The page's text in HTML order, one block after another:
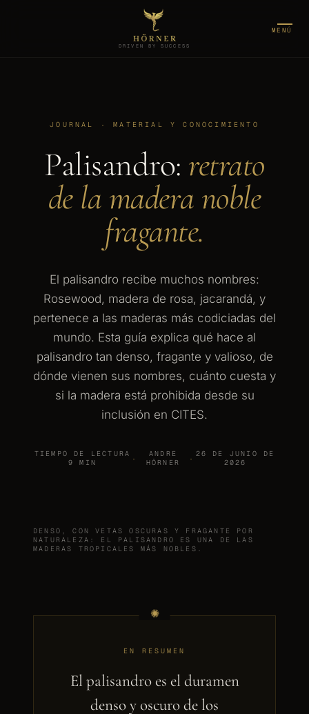
DRIVEN BY SUCCESS
MENÚ
JOURNAL · MATERIAL Y CONOCIMIENTO
Palisandro: retrato
de la madera noble
fragante.
El palisandro recibe muchos nombres:
Rosewood, madera de rosa, jacarandá, y
pertenece a las maderas más codiciadas del
mundo. Esta guía explica qué hace al
palisandro tan denso, fragante y valioso, de
dónde vienen sus nombres, cuánto cuesta y
si la madera está prohibida desde su
inclusión en CITES.
TIEMPO DE LECTURA
9 MIN
·
ANDRE
HÖRNER
· 26 DE JUNIO DE
2026
DENSO, CON VETAS OSCURAS Y FRAGANTE POR
NATURALEZA: EL PALISANDRO ES UNA DE LAS
MADERAS TROPICALES MÁS NOBLES.
EN RESUMEN
El palisandro es el duramen
denso y oscuro de los